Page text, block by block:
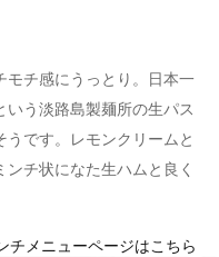
モチ感にうっとり。日本一
う淡路島製麺所の生パス
です。レモンクリームと
チ状になた生ハムと良く
チメニューページはこちら